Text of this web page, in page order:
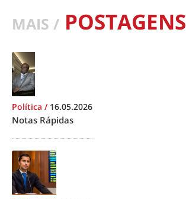
MAIS / POSTAGENS
Política / 16.05.2026
Notas Rápidas